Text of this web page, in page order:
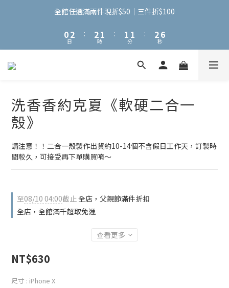
全館任選滿兩件現折$50｜三件折$100
2
0
4
2
1
日
:
4
2
1
3
1
0
時
:
3
1
0
3
1
0
分
:
4
2
1
7
5
4
2
秒
洗香香約克夏《軟硬二合一
殼》
請注意！！二合一殼製作出貨約10-14個不含假日工作天，訂製時
間較久，可接受再下單購買唷～
至08/10 04:00截止全店，父親節滿件折扣
全店，全館滿千超取免運
查看更多
NT$630
尺寸 : iPhone X